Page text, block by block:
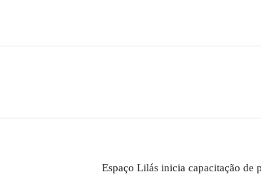
Espaço Lilás inicia capacitação de